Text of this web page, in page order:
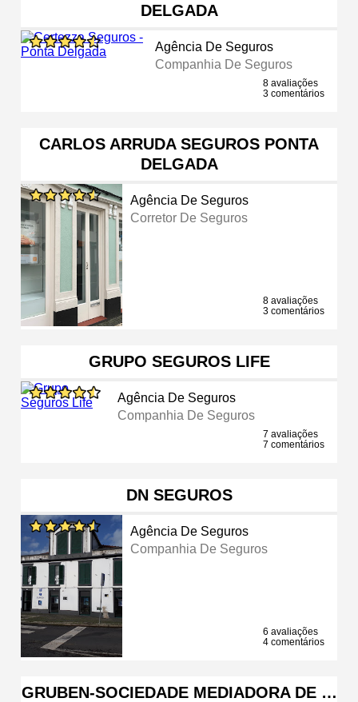
DELGADA
Agência De Seguros
Companhia De Seguros
8 avaliações
3 comentários
CARLOS ARRUDA SEGUROS PONTA
DELGADA
Agência De Seguros
Corretor De Seguros
8 avaliações
3 comentários
GRUPO SEGUROS LIFE
Agência De Seguros
Companhia De Seguros
7 avaliações
7 comentários
DN SEGUROS
Agência De Seguros
Companhia De Seguros
6 avaliações
4 comentários
GRUBEN-SOCIEDADE MEDIADORA DE …